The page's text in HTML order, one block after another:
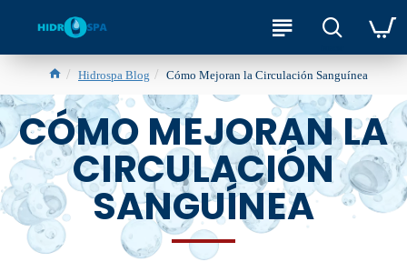
Hidrospa Blog Cómo Mejoran la Circulación Sanguínea
CÓMO MEJORAN LA
CIRCULACIÓN
SANGUÍNEA